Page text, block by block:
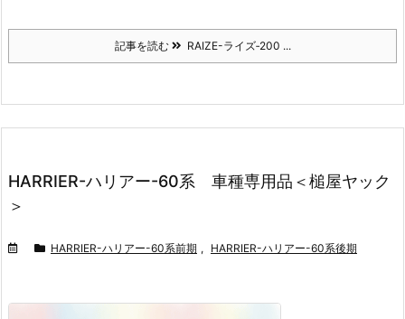
記事を読む RAIZE-ライズ‐200 ...
HARRIER-ハリアー-60系 車種専用品＜槌屋ヤック
＞
HARRIER-ハリアー-60系前期 , HARRIER-ハリアー-60系後期